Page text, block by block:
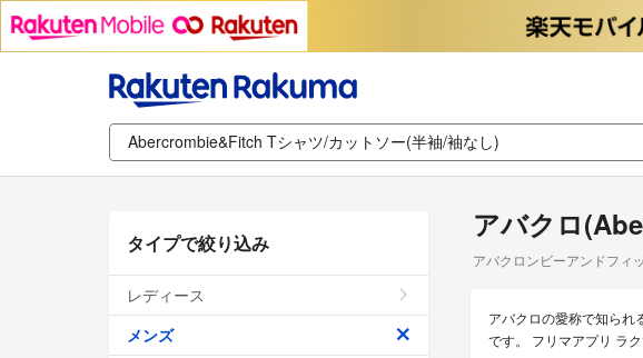
アバクロ
アバクロンビーアンドフィ
アバクロの愛称で知られ
です。 フリマアプリ ラ
タイプで絞り込み
レディース
メンズ